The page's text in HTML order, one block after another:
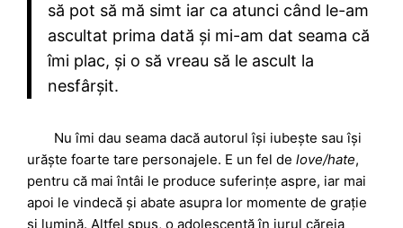
să pot să mă simt iar ca atunci când le-am
ascultat prima dată și mi-am dat seama că
îmi plac, și o să vreau să le ascult la
nesfârșit.
Nu îmi dau seama dacă autorul își iubește sau își
urăște foarte tare personajele. E un fel delove/hate,
pentru că mai întâi le produce suferințe aspre, iar mai
apoi le vindecă și abate asupra lor momente de grație
și lumină. Altfel spus, o adolescentă în jurul căreia